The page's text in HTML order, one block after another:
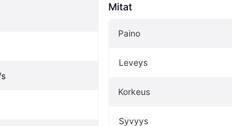
Mitat
Paino
Leveys
Korkeus
Syvyys